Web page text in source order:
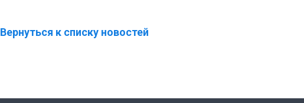
Вернуться к списку новостей